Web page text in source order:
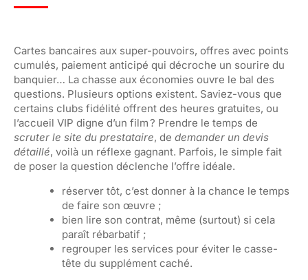
Cartes bancaires aux super-pouvoirs, offres avec points
cumulés, paiement anticipé qui décroche un sourire du
banquier… La chasse aux économies ouvre le bal des
questions. Plusieurs options existent. Saviez-vous que
certains clubs fidélité offrent des heures gratuites, ou
l’accueil VIP digne d’un film ? Prendre le temps de
scruter le site du prestataire, de demander un devis
détaillé, voilà un réflexe gagnant. Parfois, le simple fait
de poser la question déclenche l’offre idéale.
réserver tôt, c’est donner à la chance le temps
de faire son œuvre ;
bien lire son contrat, même (surtout) si cela
paraît rébarbatif ;
regrouper les services pour éviter le casse-
tête du supplément caché.